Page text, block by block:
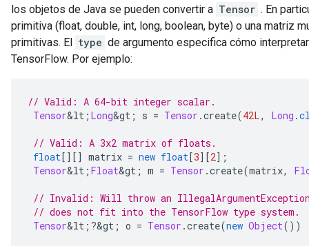
los objetos de Java se pueden convertir a Tensor . En
primitiva (float, double, int, long, boolean, byte) o una matriz
primitivas. El type de argumento especifica cómo
TensorFlow. Por ejemplo:
// Valid: A 64-bit integer scalar.
Tensor&lt ; Long&gt ; s = Tensor .create(42L, Long .
// Valid: A 3x2 matrix of floats.
float[][] matrix = new float[3][2];
Tensor&lt ; Float&gt ; m = Tensor .create(matrix,
// Invalid: Will throw an
// does not fit into the TensorFlow type system.
Tensor&lt ;?&gt ; o = Tensor .create(new Object())